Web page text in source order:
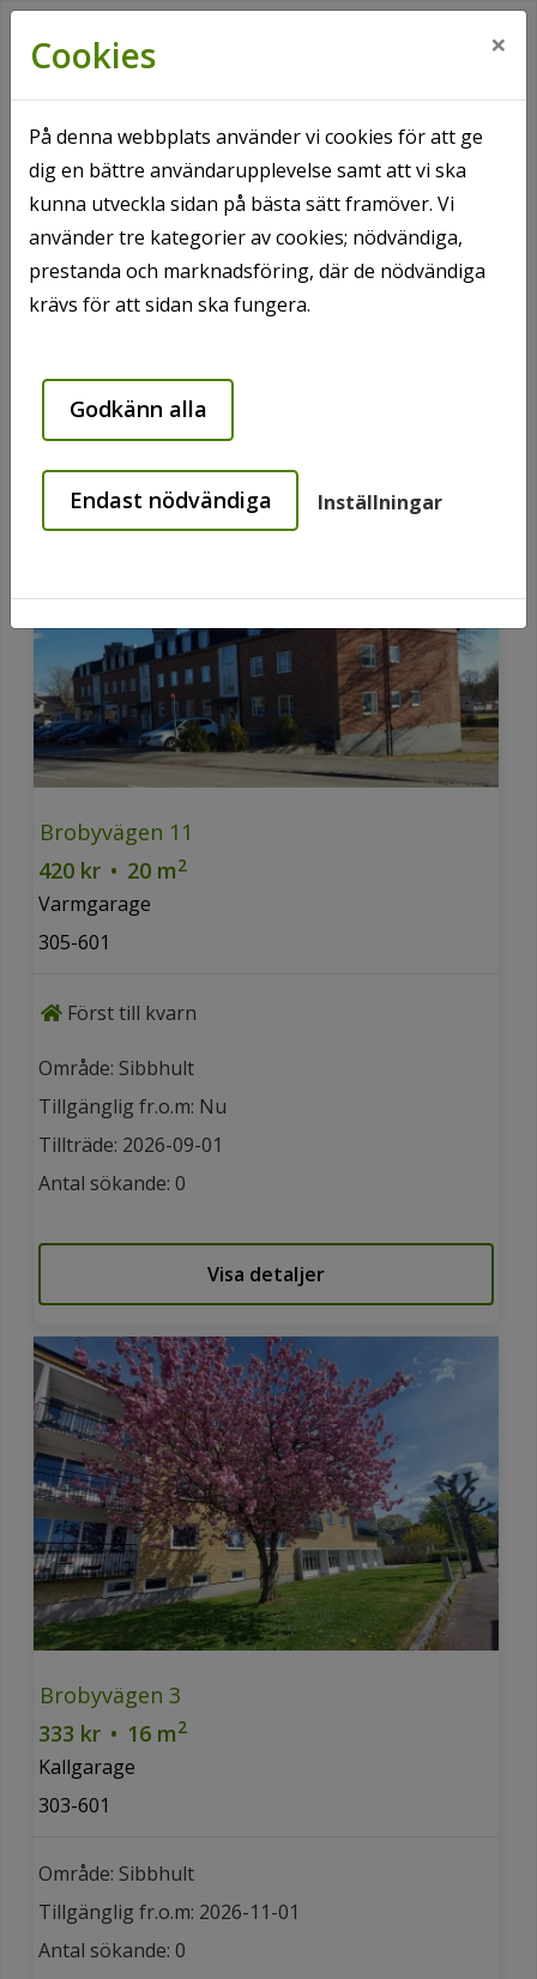
Hem Ledigt just nu Lediga p-platser
Lediga p-platser
Brobyvägen 11
420 kr • 20 m2
Varmgarage
305-601
Först till kvarn
Område: Sibbhult
Tillgänglig fr.o.m: Nu
Tillträde: 2026-09-01
Antal sökande: 0
Visa detaljer
Brobyvägen 3
333 kr • 16 m2
Kallgarage
303-601
Område: Sibbhult
Tillgänglig fr.o.m: 2026-11-01
Antal sökande: 0
Cookies ×
På denna webbplats använder vi cookies för att ge
dig en bättre användarupplevelse samt att vi ska
kunna utveckla sidan på bästa sätt framöver. Vi
använder tre kategorier av cookies; nödvändiga,
prestanda och marknadsföring, där de nödvändiga
krävs för att sidan ska fungera.
Godkänn alla
Endast nödvändiga Inställningar